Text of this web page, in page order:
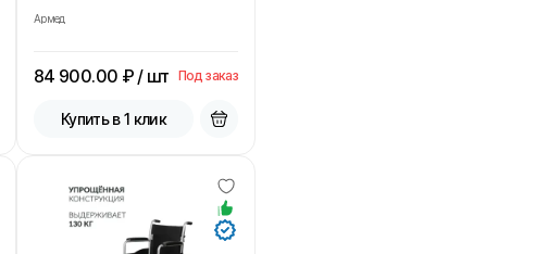
Армед
84 900.00 ₽ / шт Под заказ
Купить в 1 клик